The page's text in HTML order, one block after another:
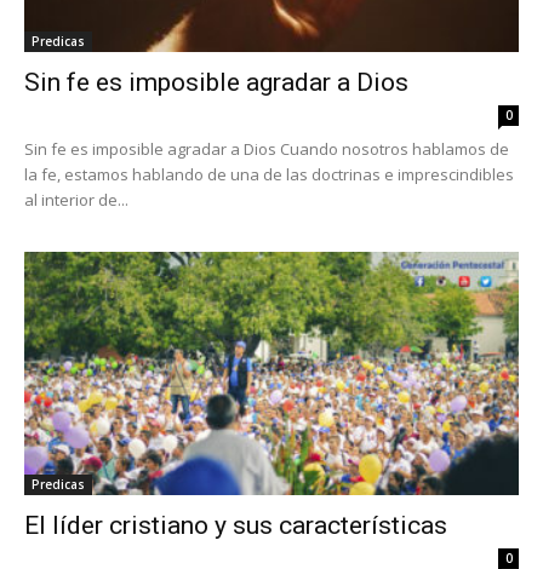
Predicas
Sin fe es imposible agradar a Dios
0
Sin fe es imposible agradar a Dios Cuando nosotros hablamos de
la fe, estamos hablando de una de las doctrinas e imprescindibles
al interior de...
Predicas
El líder cristiano y sus características
0